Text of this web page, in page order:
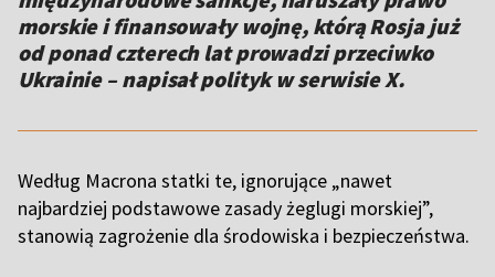
morskie i finansowały wojnę, którą Rosja już
od ponad czterech lat prowadzi przeciwko
Ukrainie – napisał polityk w serwisie X.
Według Macrona statki te, ignorujące „nawet
najbardziej podstawowe zasady żeglugi morskiej”,
stanowią zagrożenie dla środowiska i bezpieczeństwa.